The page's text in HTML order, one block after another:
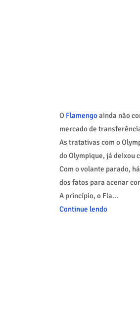
O Flamengoainda não
mercado de
As tratativas com o
do Olympique, já deixou
Com o volante parado,
dos fatos para acenar
A princípio, o Fla...
Continue lendo